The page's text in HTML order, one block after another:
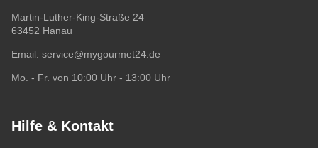
Martin-Luther-King-Straße 24
63452 Hanau
Email: service@mygourmet24.de
Mo. - Fr. von 10:00 Uhr - 13:00 Uhr
Hilfe & Kontakt